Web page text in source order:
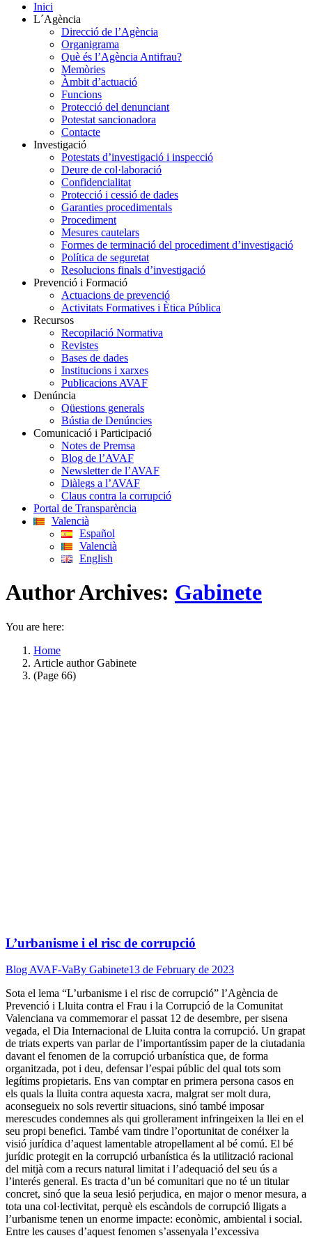
Inici
L´Agència
Direcció de l’Agència
Organigrama
Què és l’Agència Antifrau?
Memòries
Àmbit d’actuació
Funcions
Protecció del denunciant
Potestat sancionadora
Contacte
Investigació
Potestats d’investigació i inspecció
Deure de col·laboració
Confidencialitat
Protecció i cessió de dades
Garanties procedimentals
Procediment
Mesures cautelars
Formes de terminació del procediment d’investigació
Política de seguretat
Resolucions finals d’investigació
Prevenció i Formació
Actuacions de prevenció
Activitats Formatives i Ètica Pública
Recursos
Recopilació Normativa
Revistes
Bases de dades
Institucions i xarxes
Publicacions AVAF
Denúncia
Qüestions generals
Bústia de Denúncies
Comunicació i Participació
Notes de Premsa
Blog de l’AVAF
Newsletter de l’AVAF
Diàlegs a l’AVAF
Claus contra la corrupció
Portal de Transparència
Valencià
Español
Valencià
English
Author Archives: Gabinete
You are here:
Home
Article author Gabinete
(Page 66)
L’urbanisme i el risc de corrupció
Blog AVAF-VaBy Gabinete13 de February de 2023
Sota el lema “L’urbanisme i el risc de corrupció” l’Agència de
Prevenció i Lluita contra el Frau i la Corrupció de la Comunitat
Valenciana va commemorar el passat 12 de desembre, per sisena
vegada, el Dia Internacional de Lluita contra la corrupció. Un grapat
de triats experts van parlar de l’importantíssim paper de la ciutadania
davant el fenomen de la corrupció urbanística que, de forma
organitzada, pot i deu, defensar l’espai públic del qual tots som
legítims propietaris. Ens van comptar en primera persona casos en
els quals la lluita contra aquesta xacra, malgrat ser molt dura,
aconsegueix no sols revertir situacions, sinó també imposar
merescudes condemnes als qui grollerament infringeixen la llei en el
seu propi benefici. També vam tindre l’oportunitat de conéixer la
visió jurídica d’aquest lamentable atropellament al bé comú. El bé
jurídic protegit en la corrupció urbanística és la utilització racional
del mitjà com a recurs natural limitat i l’adequació del seu ús a
l’interés general. Es tracta d’un bé comunitari que no té un titular
concret, sinó que la seua lesió perjudica, en major o menor mesura, a
tota una col·lectivitat, perquè els escàndols de corrupció lligats a
l’urbanisme tenen un enorme impacte: econòmic, ambiental i social.
Entre les causes d’aquest fenomen s’assenyala l’excessiva